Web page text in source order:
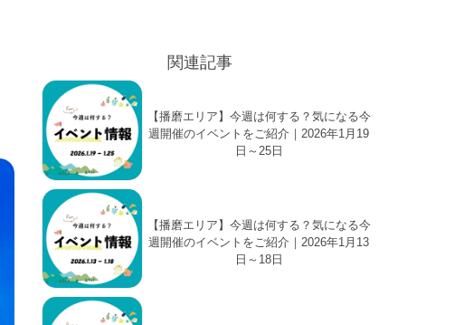
関連記事
【播磨エリア】今週は何する？気になる今
週開催のイベントをご紹介｜2026年1月19
日～25日
【播磨エリア】今週は何する？気になる今
週開催のイベントをご紹介｜2026年1月13
日～18日